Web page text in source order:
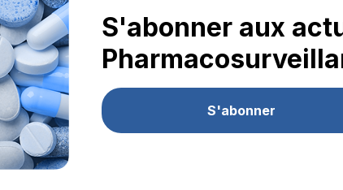
S'abonner aux
S'abonner